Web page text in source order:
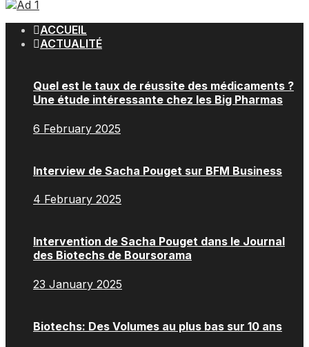
ACCUEIL
ACTUALITÉ
Quel est le taux de réussite des médicaments ?
Une étude intéressante chez les Big Pharmas
6 February 2025
Interview de Sacha Pouget sur BFM Business
4 February 2025
Intervention de Sacha Pouget dans le Journal
des Biotechs de Boursorama
23 January 2025
Biotechs: Des Volumes au plus bas sur 10 ans